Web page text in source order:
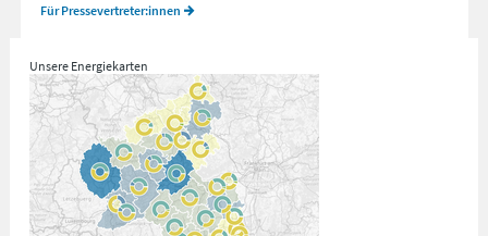
Für Pressevertreter:innen
Unsere Energiekarten